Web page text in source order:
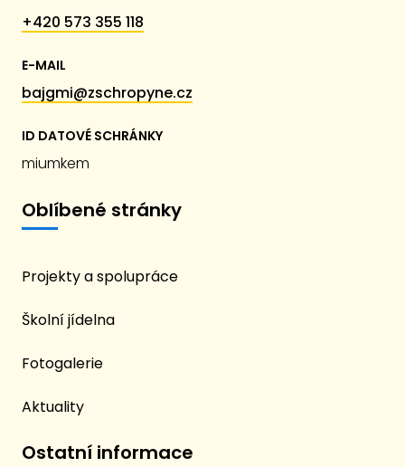
+420 573 355 118
E-MAIL
bajgmi@zschropyne.cz
ID DATOVÉ SCHRÁNKY
miumkem
Oblíbené stránky
Projekty a spolupráce
Školní jídelna
Fotogalerie
Aktuality
Ostatní informace